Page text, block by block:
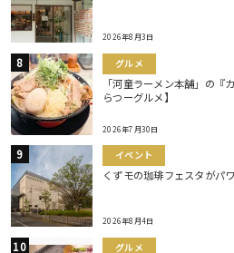
2026年8月3日
グルメ
「河童ラーメン本舗」の『
らつーグルメ】
2026年7月30日
イベント
くずモの珈琲フェスタがパ
2026年8月4日
グルメ